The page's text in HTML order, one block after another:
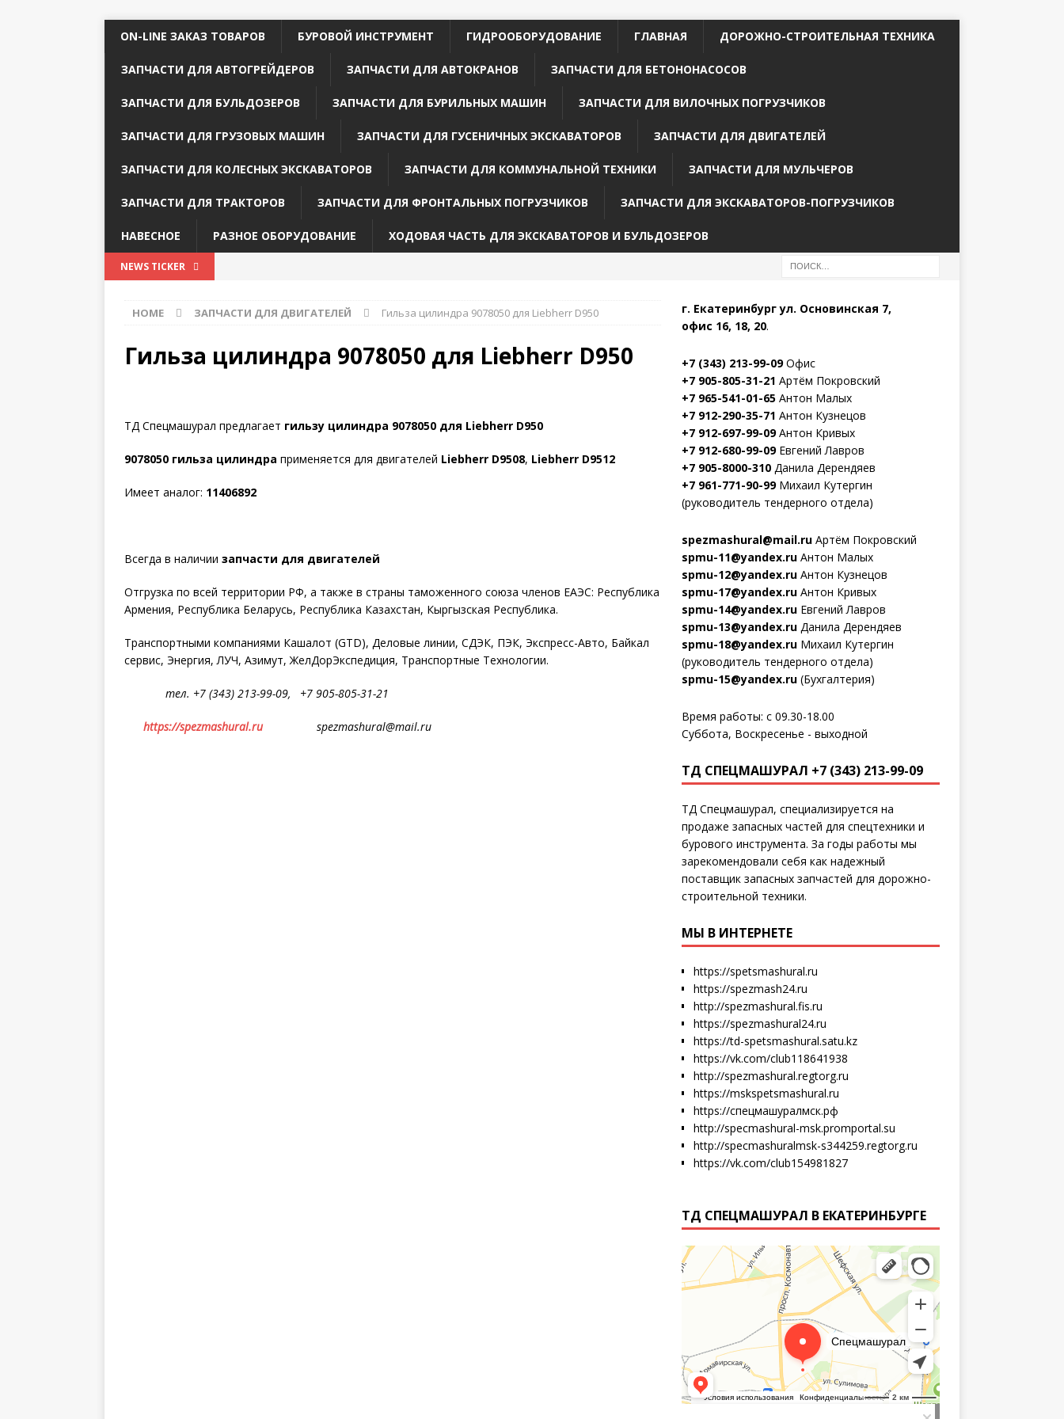
ON-LINE ЗАКАЗ ТОВАРОВ БУРОВОЙ ИНСТРУМЕНТ ГИДРООБОРУДОВАНИЕ ГЛАВНАЯ ДОРОЖНО-СТРОИТЕЛЬНАЯ ТЕХНИКА
ЗАПЧАСТИ ДЛЯ АВТОГРЕЙДЕРОВ ЗАПЧАСТИ ДЛЯ АВТОКРАНОВ ЗАПЧАСТИ ДЛЯ БЕТОНОНАСОСОВ
ЗАПЧАСТИ ДЛЯ БУЛЬДОЗЕРОВ ЗАПЧАСТИ ДЛЯ БУРИЛЬНЫХ МАШИН ЗАПЧАСТИ ДЛЯ ВИЛОЧНЫХ ПОГРУЗЧИКОВ
ЗАПЧАСТИ ДЛЯ ГРУЗОВЫХ МАШИН ЗАПЧАСТИ ДЛЯ ГУСЕНИЧНЫХ ЭКСКАВАТОРОВ ЗАПЧАСТИ ДЛЯ ДВИГАТЕЛЕЙ
ЗАПЧАСТИ ДЛЯ КОЛЕСНЫХ ЭКСКАВАТОРОВ ЗАПЧАСТИ ДЛЯ КОММУНАЛЬНОЙ ТЕХНИКИ ЗАПЧАСТИ ДЛЯ МУЛЬЧЕРОВ
ЗАПЧАСТИ ДЛЯ ТРАКТОРОВ ЗАПЧАСТИ ДЛЯ ФРОНТАЛЬНЫХ ПОГРУЗЧИКОВ ЗАПЧАСТИ ДЛЯ ЭКСКАВАТОРОВ-ПОГРУЗЧИКОВ
НАВЕСНОЕ РАЗНОЕ ОБОРУДОВАНИЕ ХОДОВАЯ ЧАСТЬ ДЛЯ ЭКСКАВАТОРОВ И БУЛЬДОЗЕРОВ
NEWS TICKER
HOME ЗАПЧАСТИ ДЛЯ ДВИГАТЕЛЕЙ Гильза цилиндра 9078050 для Liebherr D950
Гильза цилиндра 9078050 для Liebherr D950
ТД Спецмашурал предлагает гильзу цилиндра 9078050 для Liebherr D950
9078050 гильза цилиндра применяется для двигателей Liebherr D9508, Liebherr D9512
Имеет аналог: 11406892
Всегда в наличии запчасти для двигателей
Отгрузка по всей территории РФ, а также в страны таможенного союза членов ЕАЭС: Республика
Армения, Республика Беларусь, Республика Казахстан, Кыргызская Республика.
Транспортными компаниями Кашалот (GTD), Деловые линии, СДЭК, ПЭК, Экспресс-Авто, Байкал
сервис, Энергия, ЛУЧ, Азимут, ЖелДорЭкспедиция, Транспортные Технологии.
тел. +7 (343) 213-99-09, +7 905-805-31-21
https://spezmashural.ru spezmashural@mail.ru
г. Екатеринбург ул. Основинская 7,
офис 16, 18, 20.
+7 (343) 213-99-09Офис
+7 905-805-31-21 Артём Покровский
+7 965-541-01-65Антон Малых
+7 912-290-35-71 Антон Кузнецов
+7 912-697-99-09Антон Кривых
+7 912-680-99-09Евгений Лавров
+7 905-8000-310Данила Дерендяев
+7 961-771-90-99Михаил Кутергин
(руководитель тендерного отдела)
spezmashural@mail.ruАртём Покровский
spmu-11@yandex.ruАнтон Малых
spmu-12@yandex.ruАнтон Кузнецов
spmu-17@yandex.ruАнтон Кривых
spmu-14@yandex.ruЕвгений Лавров
spmu-13@yandex.ruДанила Дерендяев
spmu-18@yandex.ruМихаил Кутергин
(руководитель тендерного отдела)
spmu-15@yandex.ru(Бухгалтерия)
Время работы: с 09.30-18.00
Суббота, Воскресенье - выходной
ТД СПЕЦМАШУРАЛ +7 (343) 213-99-09
ТД Спецмашурал, специализируется на
продаже запасных частей для спецтехники и
бурового инструмента. За годы работы мы
зарекомендовали себя как надежный
поставщик запасных запчастей для дорожно-
строительной техники.
МЫ В ИНТЕРНЕТЕ
https://spetsmashural.ru
https://spezmash24.ru
http://spezmashural.fis.ru
https://spezmashural24.ru
https://td-spetsmashural.satu.kz
https://vk.com/club118641938
http://spezmashural.regtorg.ru
https://mskspetsmashural.ru
https://спецмашуралмск.рф
http://specmashural-msk.promportal.su
http://specmashuralmsk-s344259.regtorg.ru
https://vk.com/club154981827
ТД СПЕЦМАШУРАЛ В ЕКАТЕРИНБУРГЕ